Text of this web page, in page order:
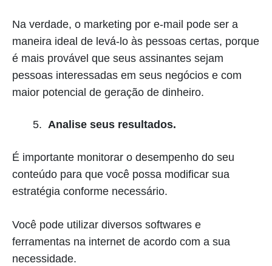
Na verdade, o marketing por e-mail pode ser a
maneira ideal de levá-lo às pessoas certas, porque
é mais provável que seus assinantes sejam
pessoas interessadas em seus negócios e com
maior potencial de geração de dinheiro.
Analise seus resultados.
É importante monitorar o desempenho do seu
conteúdo para que você possa modificar sua
estratégia conforme necessário.
Você pode utilizar diversos softwares e
ferramentas na internet de acordo com a sua
necessidade.